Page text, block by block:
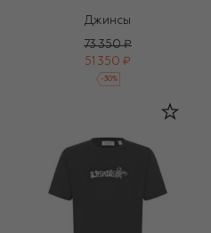
Джинсы
73 350 ₽
51 350 ₽
-30%